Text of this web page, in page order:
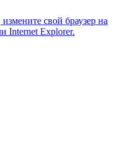
свой браузер на
Internet Explorer.